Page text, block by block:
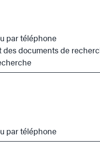
par téléphone
des documents de
par téléphone